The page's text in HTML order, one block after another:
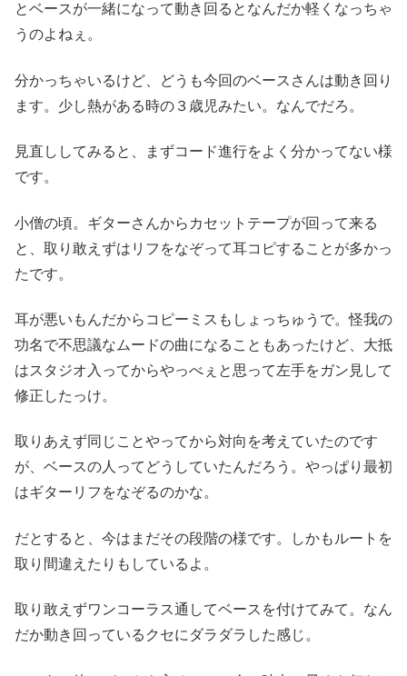
とベースが一緒になって動き回るとなんだか軽くなっちゃ
うのよねぇ。
分かっちゃいるけど、どうも今回のベースさんは動き回り
ます。少し熱がある時の３歳児みたい。なんでだろ。
見直ししてみると、まずコード進行をよく分かってない様
です。
小僧の頃。ギターさんからカセットテープが回って来る
と、取り敢えずはリフをなぞって耳コピすることが多かっ
たです。
耳が悪いもんだからコピーミスもしょっちゅうで。怪我の
功名で不思議なムードの曲になることもあったけど、大抵
はスタジオ入ってからやっべぇと思って左手をガン見して
修正したっけ。
取りあえず同じことやってから対向を考えていたのです
が、ベースの人ってどうしていたんだろう。やっぱり最初
はギターリフをなぞるのかな。
だとすると、今はまだその段階の様です。しかもルートを
取り間違えたりもしているよ。
取り敢えずワンコーラス通してベースを付けてみて。なん
だか動き回っているクセにダラダラした感じ。